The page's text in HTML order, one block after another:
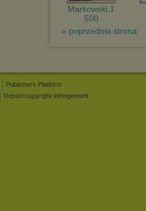
Markowski.1
500
« poprzednia strona
Publishers Platform
Report copyright infringement